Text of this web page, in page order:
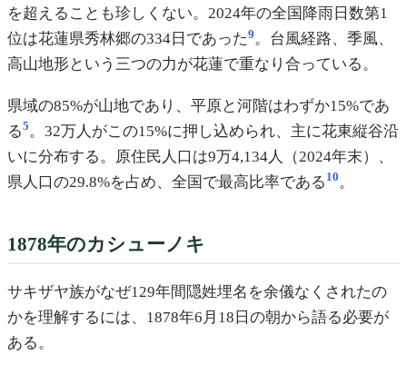
を超えることも珍しくない。2024年の全国降雨日数第1
位は花蓮県秀林郷の334日であった9。台風経路、季風、
高山地形という三つの力が花蓮で重なり合っている。
県域の85%が山地であり、平原と河階はわずか15%であ
る5 。32万人がこの15%に押し込められ、主に花東縦谷沿
いに分布する。原住民人口は9万4,134人（2024年末）、
県人口の29.8%を占め、全国で最高比率である 10 。
1878年のカシューノキ
サキザヤ族がなぜ129年間隠姓埋名を余儀なくされたの
かを理解するには、1878年6月18日の朝から語る必要が
ある。